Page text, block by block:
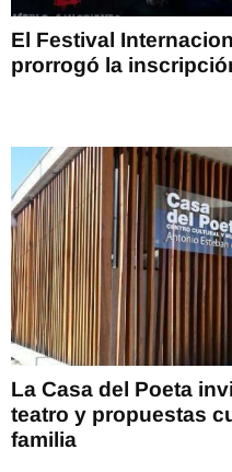
El Festival
prorrogó la
La Casa del Poeta
teatro y propuestas
familia